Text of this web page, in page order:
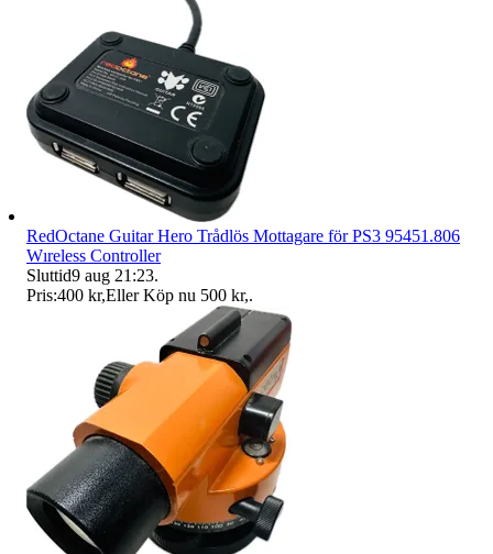
RedOctane Guitar Hero Trådlös Mottagare för PS3 95451.806
Wıreless Controller
Sluttid9 aug 21:23.
Pris:400 kr,Eller Köp nu 500 kr,.